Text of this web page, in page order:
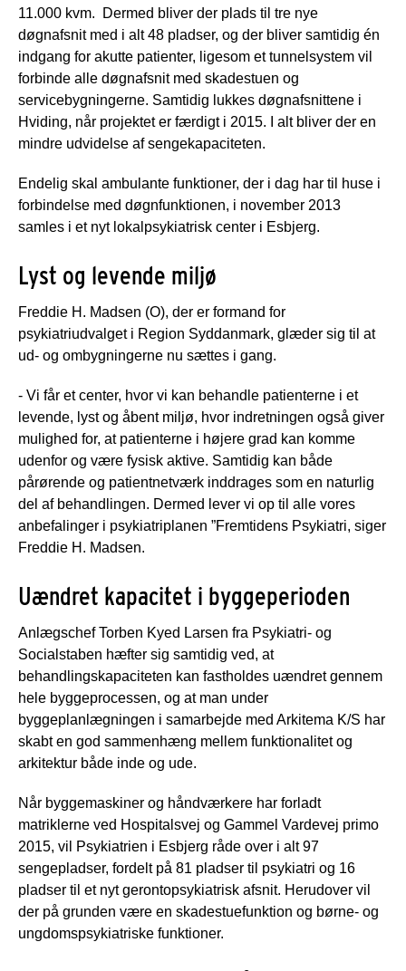
11.000 kvm. Dermed bliver der plads til tre nye
døgnafsnit med i alt 48 pladser, og der bliver samtidig én
indgang for akutte patienter, ligesom et tunnelsystem vil
forbinde alle døgnafsnit med skadestuen og
servicebygningerne. Samtidig lukkes døgnafsnittene i
Hviding, når projektet er færdigt i 2015. I alt bliver der en
mindre udvidelse af sengekapaciteten.
Endelig skal ambulante funktioner, der i dag har til huse i
forbindelse med døgnfunktionen, i november 2013
samles i et nyt lokalpsykiatrisk center i Esbjerg.
Lyst og levende miljø
Freddie H. Madsen (O), der er formand for
psykiatriudvalget i Region Syddanmark, glæder sig til at
ud- og ombygningerne nu sættes i gang.
- Vi får et center, hvor vi kan behandle patienterne i et
levende, lyst og åbent miljø, hvor indretningen også giver
mulighed for, at patienterne i højere grad kan komme
udenfor og være fysisk aktive. Samtidig kan både
pårørende og patientnetværk inddrages som en naturlig
del af behandlingen. Dermed lever vi op til alle vores
anbefalinger i psykiatriplanen ”Fremtidens Psykiatri, siger
Freddie H. Madsen.
Uændret kapacitet i byggeperioden
Anlægschef Torben Kyed Larsen fra Psykiatri- og
Socialstaben hæfter sig samtidig ved, at
behandlingskapaciteten kan fastholdes uændret gennem
hele byggeprocessen, og at man under
byggeplanlægningen i samarbejde med Arkitema K/S har
skabt en god sammenhæng mellem funktionalitet og
arkitektur både inde og ude.
Når byggemaskiner og håndværkere har forladt
matriklerne ved Hospitalsvej og Gammel Vardevej primo
2015, vil Psykiatrien i Esbjerg råde over i alt 97
sengepladser, fordelt på 81 pladser til psykiatri og 16
pladser til et nyt gerontopsykiatrisk afsnit. Herudover vil
der på grunden være en skadestuefunktion og børne- og
ungdomspsykiatriske funktioner.